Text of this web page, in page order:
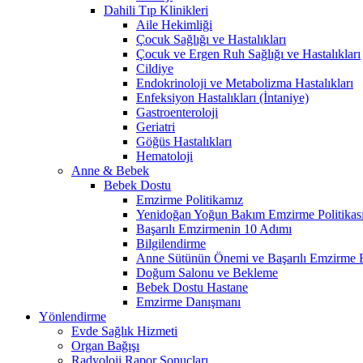
Dahili Tıp Klinikleri
Aile Hekimliği
Çocuk Sağlığı ve Hastalıkları
Çocuk ve Ergen Ruh Sağlığı ve Hastalıkları
Cildiye
Endokrinoloji ve Metabolizma Hastalıkları
Enfeksiyon Hastalıkları (İntaniye)
Gastroenteroloji
Geriatri
Göğüs Hastalıkları
Hematoloji
Anne & Bebek
Bebek Dostu
Emzirme Politikamız
Yenidoğan Yoğun Bakım Emzirme Politikası
Başarılı Emzirmenin 10 Adımı
Bilgilendirme
Anne Sütünün Önemi ve Başarılı Emzirme
Doğum Salonu ve Bekleme
Bebek Dostu Hastane
Emzirme Danışmanı
Yönlendirme
Evde Sağlık Hizmeti
Organ Bağışı
Radyoloji Rapor Sonuçları